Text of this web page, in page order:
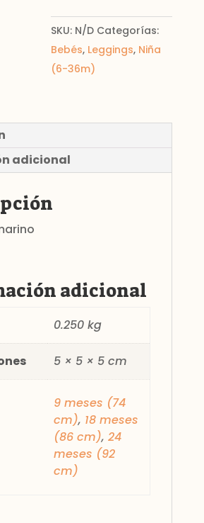
SKU: N/D Categorías:
Bebés, Leggings, Niña
(6-36m)
adicional
adicional
0.250 kg
5 × 5 × 5 cm
9 meses (74
cm), 18 meses
(86 cm),24
meses (92
cm)